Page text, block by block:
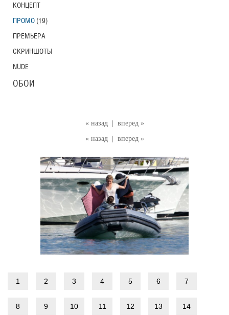
« назад
вперед »
« назад
вперед »
1 2 3 4 5 6 7
8 9 10 11 12 13 14
КОНЦЕПТ
ПРОМО (19)
ПРЕМЬЕРА
СКРИНШОТЫ
NUDE
ОБОИ